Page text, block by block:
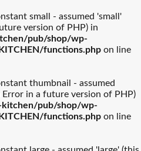
small - assumed 'small'
version of PHP) in
pub/shop/wp-
functions.php on line
thumbnail - assumed
in a future version of PHP)
pub/shop/wp-
functions.php on line